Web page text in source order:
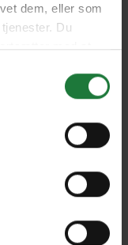
dem, eller som
Du
med at